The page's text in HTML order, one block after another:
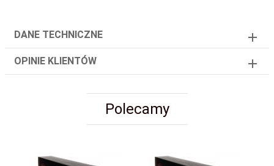
DANE TECHNICZNE
OPINIE KLIENTÓW
Polecamy